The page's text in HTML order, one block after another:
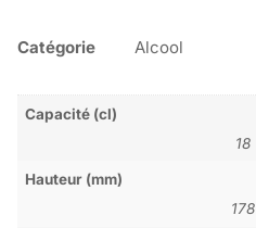
Catégorie Alcool
Capacité (cl)
18
Hauteur (mm)
178